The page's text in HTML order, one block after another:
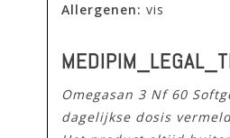
Allergenen: vis
Omegasan 3 Nf 60
dagelijkse dosis